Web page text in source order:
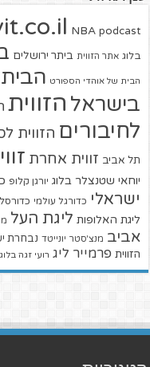
NBA podcast
בלוג אתר הזווית ביתר ירושלים
הבית של אוהדי הספורט
בישראל הזווית
לחיבורים הזווית
תל אביב זווית אחרת
יוחאי שטנצלר בלוג יורגן קלופ
ישראלי כדורגל עולמי כדורסל
ליגת האלופות ליגת העל
אביב מנצ'סטר יונייטד נבחרת
הזווית פרמייר ליג רועי זגה בלוג